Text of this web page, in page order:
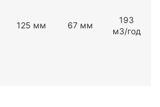
125 мм 67 мм
193
мЗ/год